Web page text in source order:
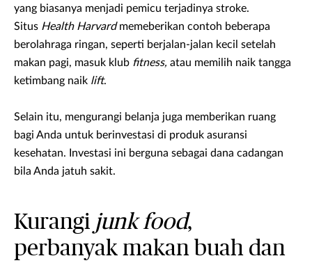
yang biasanya menjadi pemicu terjadinya stroke.
Situs Health Harvardmemeberikan contoh beberapa
berolahraga ringan, seperti berjalan-jalan kecil setelah
makan pagi, masuk klub fitness, atau memilih naik tangga
ketimbang naik lift.
Selain itu, mengurangi belanja juga memberikan ruang
bagi Anda untuk berinvestasi di produk asuransi
kesehatan. Investasi ini berguna sebagai dana cadangan
bila Anda jatuh sakit.
Kurangi junk food,
perbanyak makan buah dan